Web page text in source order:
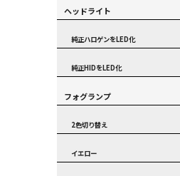
ヘッドライト
純正ハロゲンをLED化
純正HIDをLED化
フォグランプ
2色切り替え
イエロー